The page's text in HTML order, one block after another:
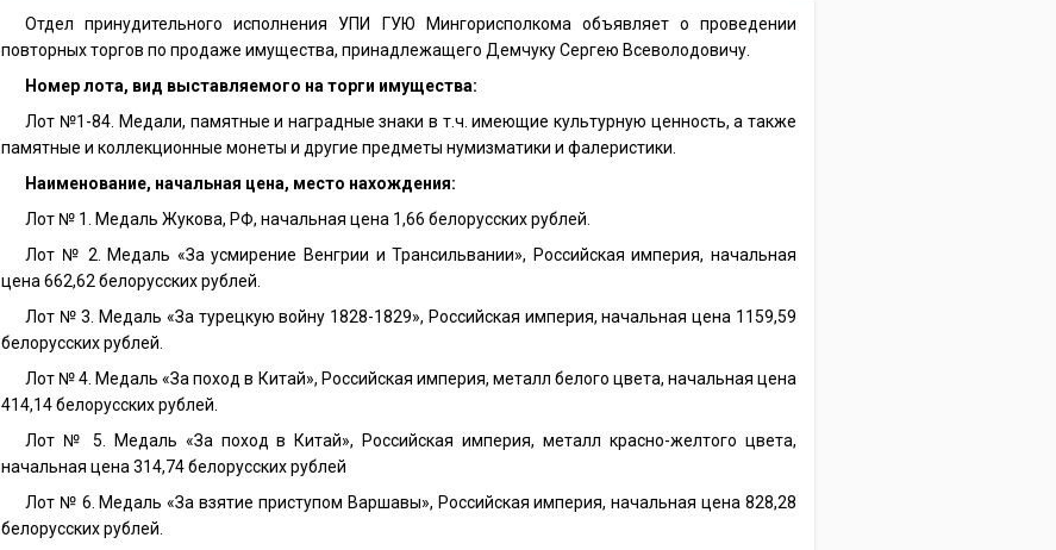
Отдел принудительного исполнения УПИ ГУЮ Мингорисполкома объявляет о проведении
повторных торгов по продаже имущества, принадлежащего Демчуку Сергею Всеволодовичу.
Номер лота, вид выставляемого на торги имущества:
Лот №1-84. Медали, памятные и наградные знаки в т.ч. имеющие культурную ценность, а также
памятные и коллекционные монеты и другие предметы нумизматики и фалеристики.
Наименование, начальная цена, место нахождения:
Лот № 1. Медаль Жукова, РФ, начальная цена 1,66 белорусских рублей.
Лот № 2. Медаль «За усмирение Венгрии и Трансильвании», Российская империя, начальная
цена 662,62 белорусских рублей.
Лот № 3. Медаль «За турецкую войну 1828-1829», Российская империя, начальная цена 1159,59
белорусских рублей.
Лот № 4. Медаль «За поход в Китай», Российская империя, металл белого цвета, начальная цена
414,14 белорусских рублей.
Лот № 5. Медаль «За поход в Китай», Российская империя, металл красно-желтого цвета,
начальная цена 314,74 белорусских рублей
Лот № 6. Медаль «За взятие приступом Варшавы», Российская империя, начальная цена 828,28
белорусских рублей.